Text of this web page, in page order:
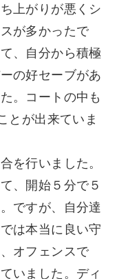
上がりが悪くシ
が多かったで
、自分から積極
の好セーブがあ
。コートの中も
とが出来ていま
を行いました。
、開始５分で５
ですが、自分達
は本当に良い守
オフェンスで
いました。ディ